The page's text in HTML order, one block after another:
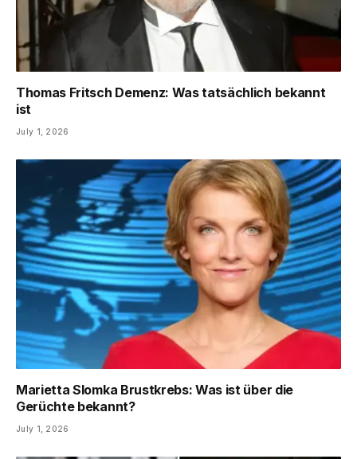
Thomas Fritsch Demenz: Was tatsächlich bekannt
ist
July 1, 2026
Marietta Slomka Brustkrebs: Was ist über die
Gerüchte bekannt?
July 1, 2026